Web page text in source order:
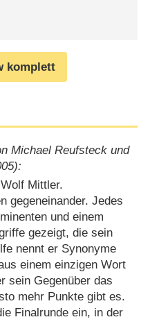
komplett
Michael Reufsteck und
Mittler.
gegeneinander. Jedes
und einem
gezeigt, die sein
nennt er Synonyme
einem einzigen Wort
sein Gegenüber das
mehr Punkte gibt es.
Finalrunde ein, in der